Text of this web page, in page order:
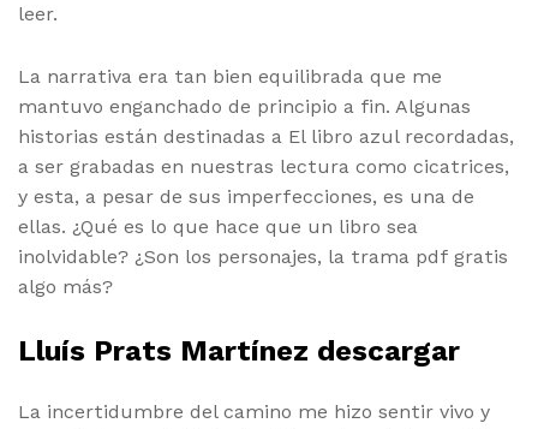
leer.
La narrativa era tan bien equilibrada que me
mantuvo enganchado de principio a fin. Algunas
historias están destinadas a El libro azul recordadas,
a ser grabadas en nuestras lectura como cicatrices,
y esta, a pesar de sus imperfecciones, es una de
ellas. ¿Qué es lo que hace que un libro sea
inolvidable? ¿Son los personajes, la trama pdf gratis
algo más?
Lluís Prats Martínez descargar
La incertidumbre del camino me hizo sentir vivo y